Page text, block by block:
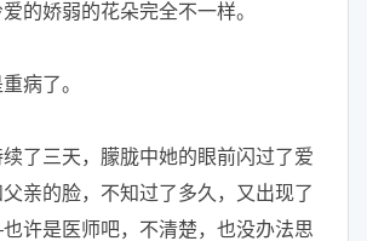
的娇弱的花朵完全不一样。
病了。
三天，朦胧中她的眼前闪过了爱
亲的脸，不知过了多久，又出现了
许是医师吧，不清楚，也没办法思